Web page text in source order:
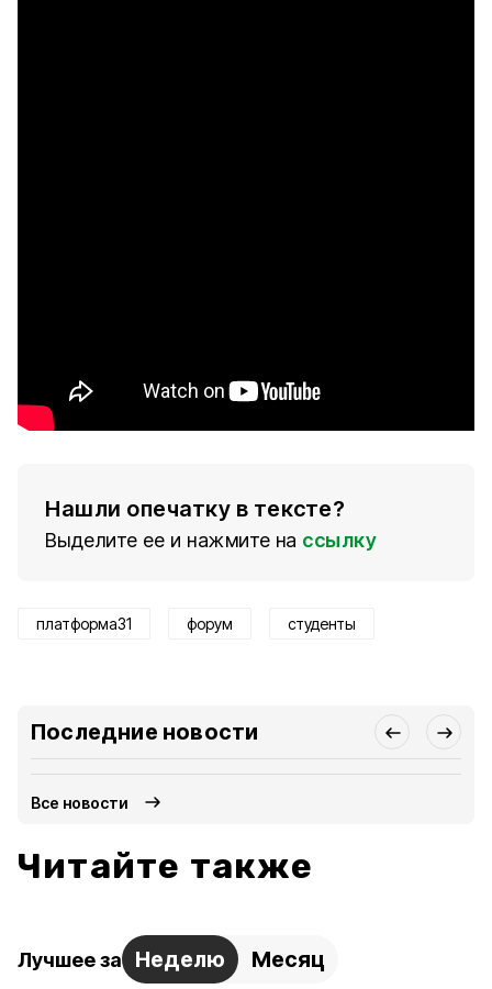
Нашли опечатку в тексте?
Выделите ее и нажмите на ссылку
платформа31 форум студенты
Последние новости
Все новости
Читайте также
Лучшее за Неделю Месяц